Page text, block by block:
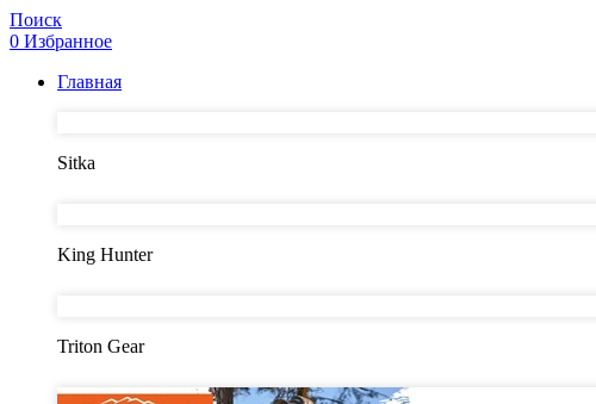
Поиск
0 Избранное
Главная
Sitka
King Hunter
Triton Gear